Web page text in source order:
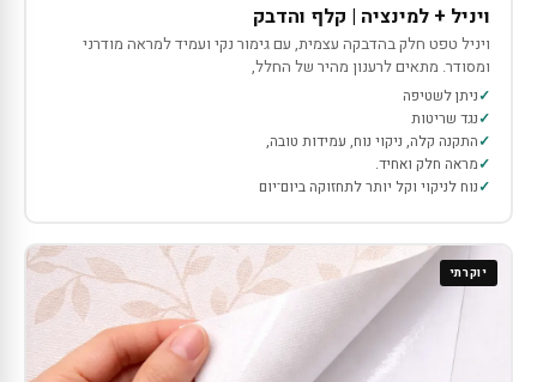
ויניל + למינציה | קלף והדבק
ויניל טפט חלק בהדבקה עצמית, עם גימור נקי ועמיד למראה מודרני
ומסודר. מתאים לרענון מהיר של החלל,
ניתן לשטיפה
נגד שריטות
התקנה קלה, ניקוי נוח, עמידות טובה,
מראה חלק ואחיד.
נוח לניקוי וקל יותר לתחזוקה ביום־יום
יוקרתי